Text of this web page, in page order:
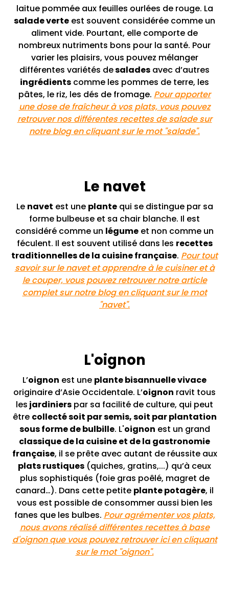
laitue pommée aux feuilles ourlées de rouge. La
salade verte est souvent considérée comme un
aliment vide. Pourtant, elle comporte de
nombreux nutriments bons pour la santé. Pour
varier les plaisirs, vous pouvez mélanger
différentes variétés desalades avec d’autres
ingrédients comme les pommes de terre, les
pâtes, le riz, les dés de fromage. Pour apporter
une dose de fraîcheur à vos plats, vous pouvez
retrouver nos différentes recettes de salade sur
notre blog en cliquant sur le mot "salade".
Le navet
Le navet est une plantequi se distingue par sa
forme bulbeuse et sa chair blanche. Il est
considéré comme un légume et non comme un
féculent. Il est souvent utilisé dans les recettes
traditionnelles de la cuisine française. Pour tout
savoir sur le navet et apprendre à le cuisiner et à
le couper, vous pouvez retrouver notre article
complet sur notre blog en cliquant sur le mot
"navet".
L'oignon
L’oignon est une plante bisannuelle vivace
originaire d’Asie Occidentale. L’oignon ravit tous
les jardiniers par sa facilité de culture, qui peut
être collecté soit par semis, soit par plantation
sous forme de bulbille. L'oignon est un grand
classique de la cuisine et de la gastronomie
française, il se prête avec autant de réussite aux
plats rustiques (quiches, gratins,...) qu’à ceux
plus sophistiqués (foie gras poêlé, magret de
canard…). Dans cette petite plante potagère, il
vous est possible de consommer aussi bien les
fanes que les bulbes. Pour agrémenter vos plats,
nous avons réalisé différentes recettes à base
d'oignon que vous pouvez retrouver ici en cliquant
sur le mot "oignon".